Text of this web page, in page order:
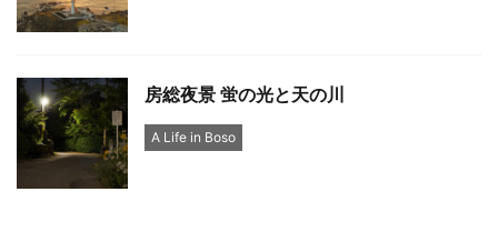
房総夜景 蛍の光と天の川
A Life in Boso